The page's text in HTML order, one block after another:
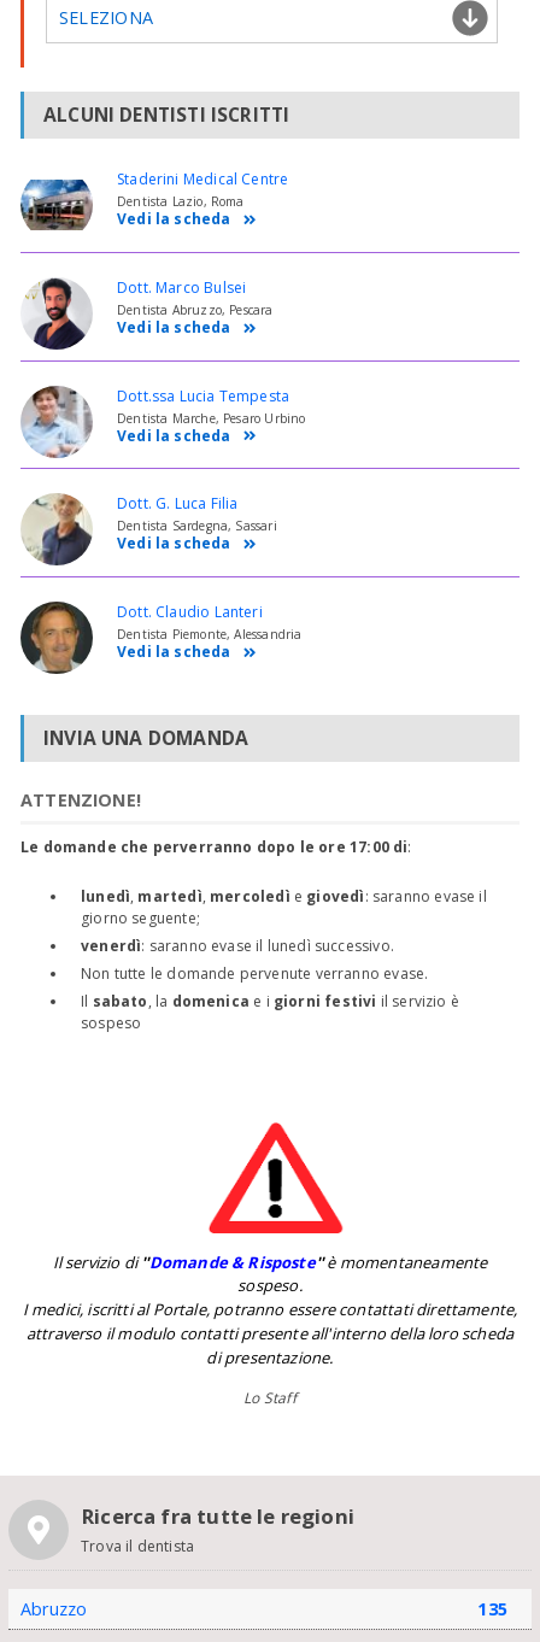
SELEZIONA
ALCUNI DENTISTI ISCRITTI
Staderini Medical Centre
Dentista Lazio, Roma
Vedi la scheda
Dott. Marco Bulsei
Dentista Abruzzo, Pescara
Vedi la scheda
Dott.ssa Lucia Tempesta
Dentista Marche, Pesaro Urbino
Vedi la scheda
Dott. G. Luca Filia
Dentista Sardegna, Sassari
Vedi la scheda
Dott. Claudio Lanteri
Dentista Piemonte, Alessandria
Vedi la scheda
INVIA UNA DOMANDA
ATTENZIONE!
Le domande che perverranno dopo le ore 17:00 di:
lunedì, martedì, mercoledì e giovedì: saranno evase il
giorno seguente;
venerdì: saranno evase il lunedì successivo.
Non tutte le domande pervenute verranno evase.
Il sabato, la domenica e i giorni festivi il servizio è
sospeso
Il servizio di''Domande & Risposte''è momentaneamente
sospeso.
I medici, iscritti al Portale, potranno essere contattati direttamente,
attraverso il modulo contatti presente all'interno della loro scheda
di presentazione.
Lo Staff
Ricerca fra tutte le regioni
Trova il dentista
Abruzzo 135